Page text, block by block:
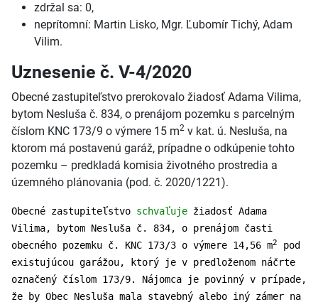
zdržal sa: 0,
neprítomní: Martin Lisko, Mgr. Ľubomír Tichý, Adam
Vilim.
Uznesenie č. V-4/2020
Obecné zastupiteľstvo prerokovalo žiadosť Adama Vilima,
bytom Nesluša č. 834, o prenájom pozemku s parcelným
číslom KNC 173/9 o výmere 15 m2 v kat. ú. Nesluša, na
ktorom má postavenú garáž, prípadne o odkúpenie tohto
pozemku – predkladá komisia životného prostredia a
územného plánovania (pod. č. 2020/1221).
Obecné zastupiteľstvo schvaľuje žiadosť Adama
Vilima, bytom Nesluša č. 834, o prenájom časti
obecného pozemku č. KNC 173/3 o výmere 14,56 m2
pod
existujúcou garážou, ktorý je v predloženom náčrte
označený číslom 173/9. Nájomca je povinný v prípade,
že by Obec Nesluša mala stavebný alebo iný zámer na